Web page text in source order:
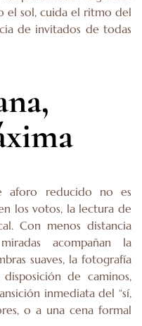
el sol, cuida el ritmo del
de invitados de todas
aforo reducido no es
los votos, la lectura de
Con menos distancia
acompañan la
suaves, la fotografía
de caminos,
inmediata del “sí,
o a una cena formal